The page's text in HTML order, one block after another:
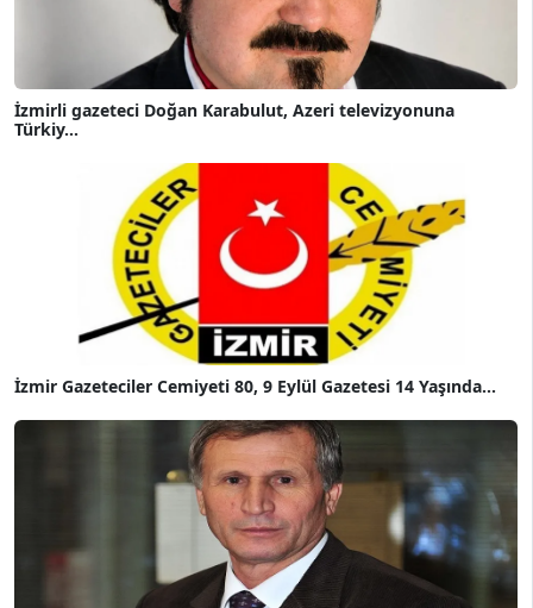
İzmirli gazeteci Doğan Karabulut, Azeri televizyonuna
Türkiy...
İzmir Gazeteciler Cemiyeti 80, 9 Eylül Gazetesi 14 Yaşında...